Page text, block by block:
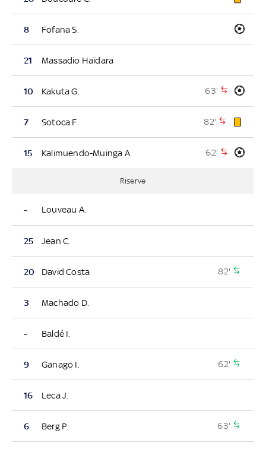
8 Fofana S.
21 Massadio Haïdara
10 Kakuta G. 63'
7 Sotoca F. 82'
15 Kalimuendo-Muinga A. 62'
Riserve
- Louveau A.
25 Jean C.
20 David Costa 82'
3 Machado D.
- Baldé I.
9 Ganago I. 62'
16 Leca J.
6 Berg P. 63'